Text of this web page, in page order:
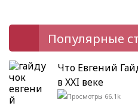
Популярные
Что Евгений
в XXI веке
66.1k